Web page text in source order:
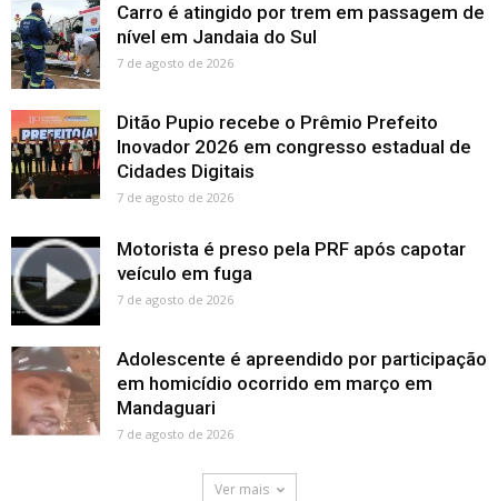
Carro é atingido por trem em passagem de
nível em Jandaia do Sul
7 de agosto de 2026
Ditão Pupio recebe o Prêmio Prefeito
Inovador 2026 em congresso estadual de
Cidades Digitais
7 de agosto de 2026
Motorista é preso pela PRF após capotar
veículo em fuga
7 de agosto de 2026
Adolescente é apreendido por participação
em homicídio ocorrido em março em
Mandaguari
7 de agosto de 2026
Ver mais